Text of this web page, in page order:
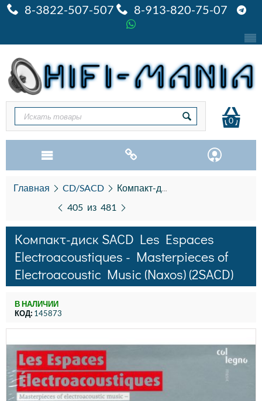
8-3822-507-507 8-913-820-75-07
0
Главная CD/SACD
Компакт-диск SACD Les Espaces Electroacoustiques - Masterpieces of Electroacoustic Music (Naxos) (2SACD)
405 из 481
Компакт-диск SACD Les Espaces
Electroacoustiques - Masterpieces of
Electroacoustic Music (Naxos) (2SACD)
В НАЛИЧИИ
КОД: 145873